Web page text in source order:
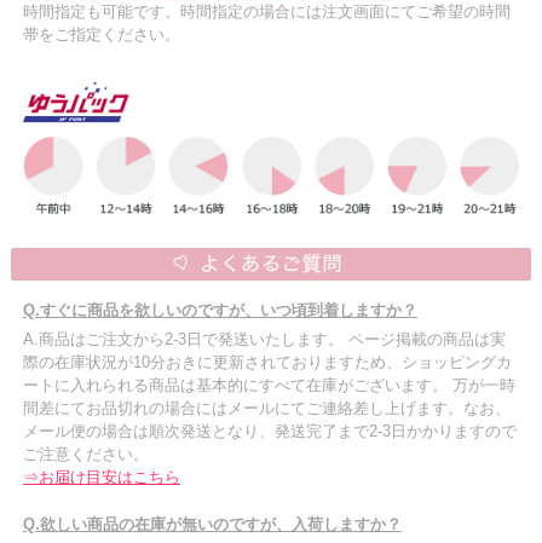
時間指定も可能です。時間指定の場合には注文画面にてご希望の時間
帯をご指定ください。
Q.すぐに商品を欲しいのですが、いつ頃到着しますか？
A.商品はご注文から2-3日で発送いたします。 ページ掲載の商品は実
際の在庫状況が10分おきに更新されておりますため、ショッピングカ
ートに入れられる商品は基本的にすべて在庫がございます。 万が一時
間差にてお品切れの場合にはメールにてご連絡差し上げます。なお、
メール便の場合は順次発送となり、発送完了まで2-3日かかりますので
ご注意ください。
⇒お届け目安はこちら
Q.欲しい商品の在庫が無いのですが、入荷しますか？